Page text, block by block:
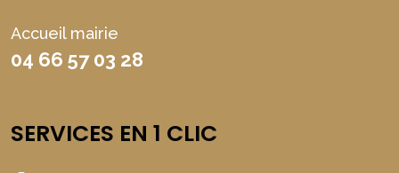
Accueil mairie
04 66 57 03 28
SERVICES EN 1 CLIC